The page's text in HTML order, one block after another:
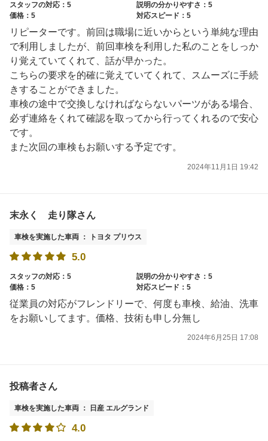
スタッフの対応：5
説明の分かりやすさ：5
価格：5
対応スピード：5
リピーターです。前回は職場に近いからという単純な理由
で利用しましたが、前回車検を利用した私のことをしっか
り覚えていてくれて、話が早かった。
こちらの要求を的確に覚えていてくれて、スムーズに手続
きすることができました。
車検の途中で交換しなければならないパーツがある場合、
必ず連絡をくれて確認を取ってから行ってくれるので安心
です。
また次回の車検もお願いする予定です。
2024年11月1日 19:42
末永く 走り隊さん
車検を実施した車両 ： トヨタ プリウス
5.0
スタッフの対応：5
説明の分かりやすさ：5
価格：5
対応スピード：5
従業員の対応がフレンドリーで、何度も車検、給油、洗車
をお願いしてます。価格、技術も申し分無し
2024年6月25日 17:08
投稿者さん
車検を実施した車両 ： 日産 エルグランド
4.0